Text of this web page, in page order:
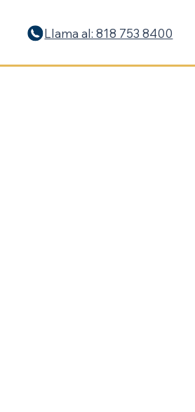
Llama al: 818 753 8400